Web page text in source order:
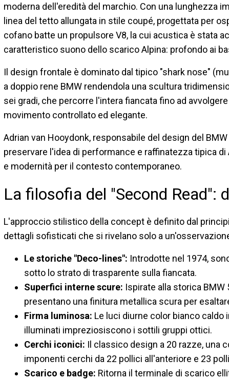
moderna dell'eredità del marchio. Con una lunghezza
linea del tetto allungata in stile coupé, progettata per
cofano batte un propulsore V8, la cui acustica è stata
caratteristico suono dello scarico Alpina: profondo ai
Il design frontale è dominato dal tipico "shark nose"
a doppio rene BMW rendendola una scultura
sei gradi, che percorre l'intera fiancata fino ad
movimento controllato ed elegante.
Adrian van Hooydonk, responsabile del design del
preservare l'idea di performance e raffinatezza tipica
e modernità per il contesto contemporaneo.
La filosofia del "Second Read":
L'approccio stilistico della concept è definito dal
dettagli sofisticati che si rivelano solo a
Le storiche "Deco-lines": Introdotte nel 1974,
sotto lo strato di trasparente sulla fiancata.
Superfici interne scure: Ispirate alla storica
presentano una finitura metallica scura per
Firma luminosa: Le luci diurne color bianco
illuminati impreziosiscono i sottili gruppi ottici.
Cerchi iconici: Il classico design a 20 razze, una
imponenti cerchi da 22 pollici all'anteriore e 23
Scarico e badge: Ritorna il terminale di scarico